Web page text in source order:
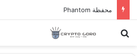
محفظة Phantom
بحث عن